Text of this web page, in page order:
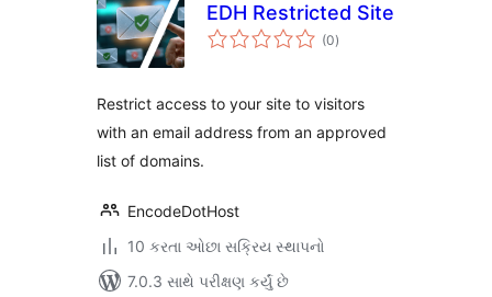
EDH Restricted Site
(0કુલ
રેટિંગ્સ
)
Restrict access to your site to visitors
with an email address from an approved
list of domains.
EncodeDotHost
10 કરતા ઓછા સક્રિય સ્થાપનો
7.0.3 સાથે પરીક્ષણ કર્યું છે